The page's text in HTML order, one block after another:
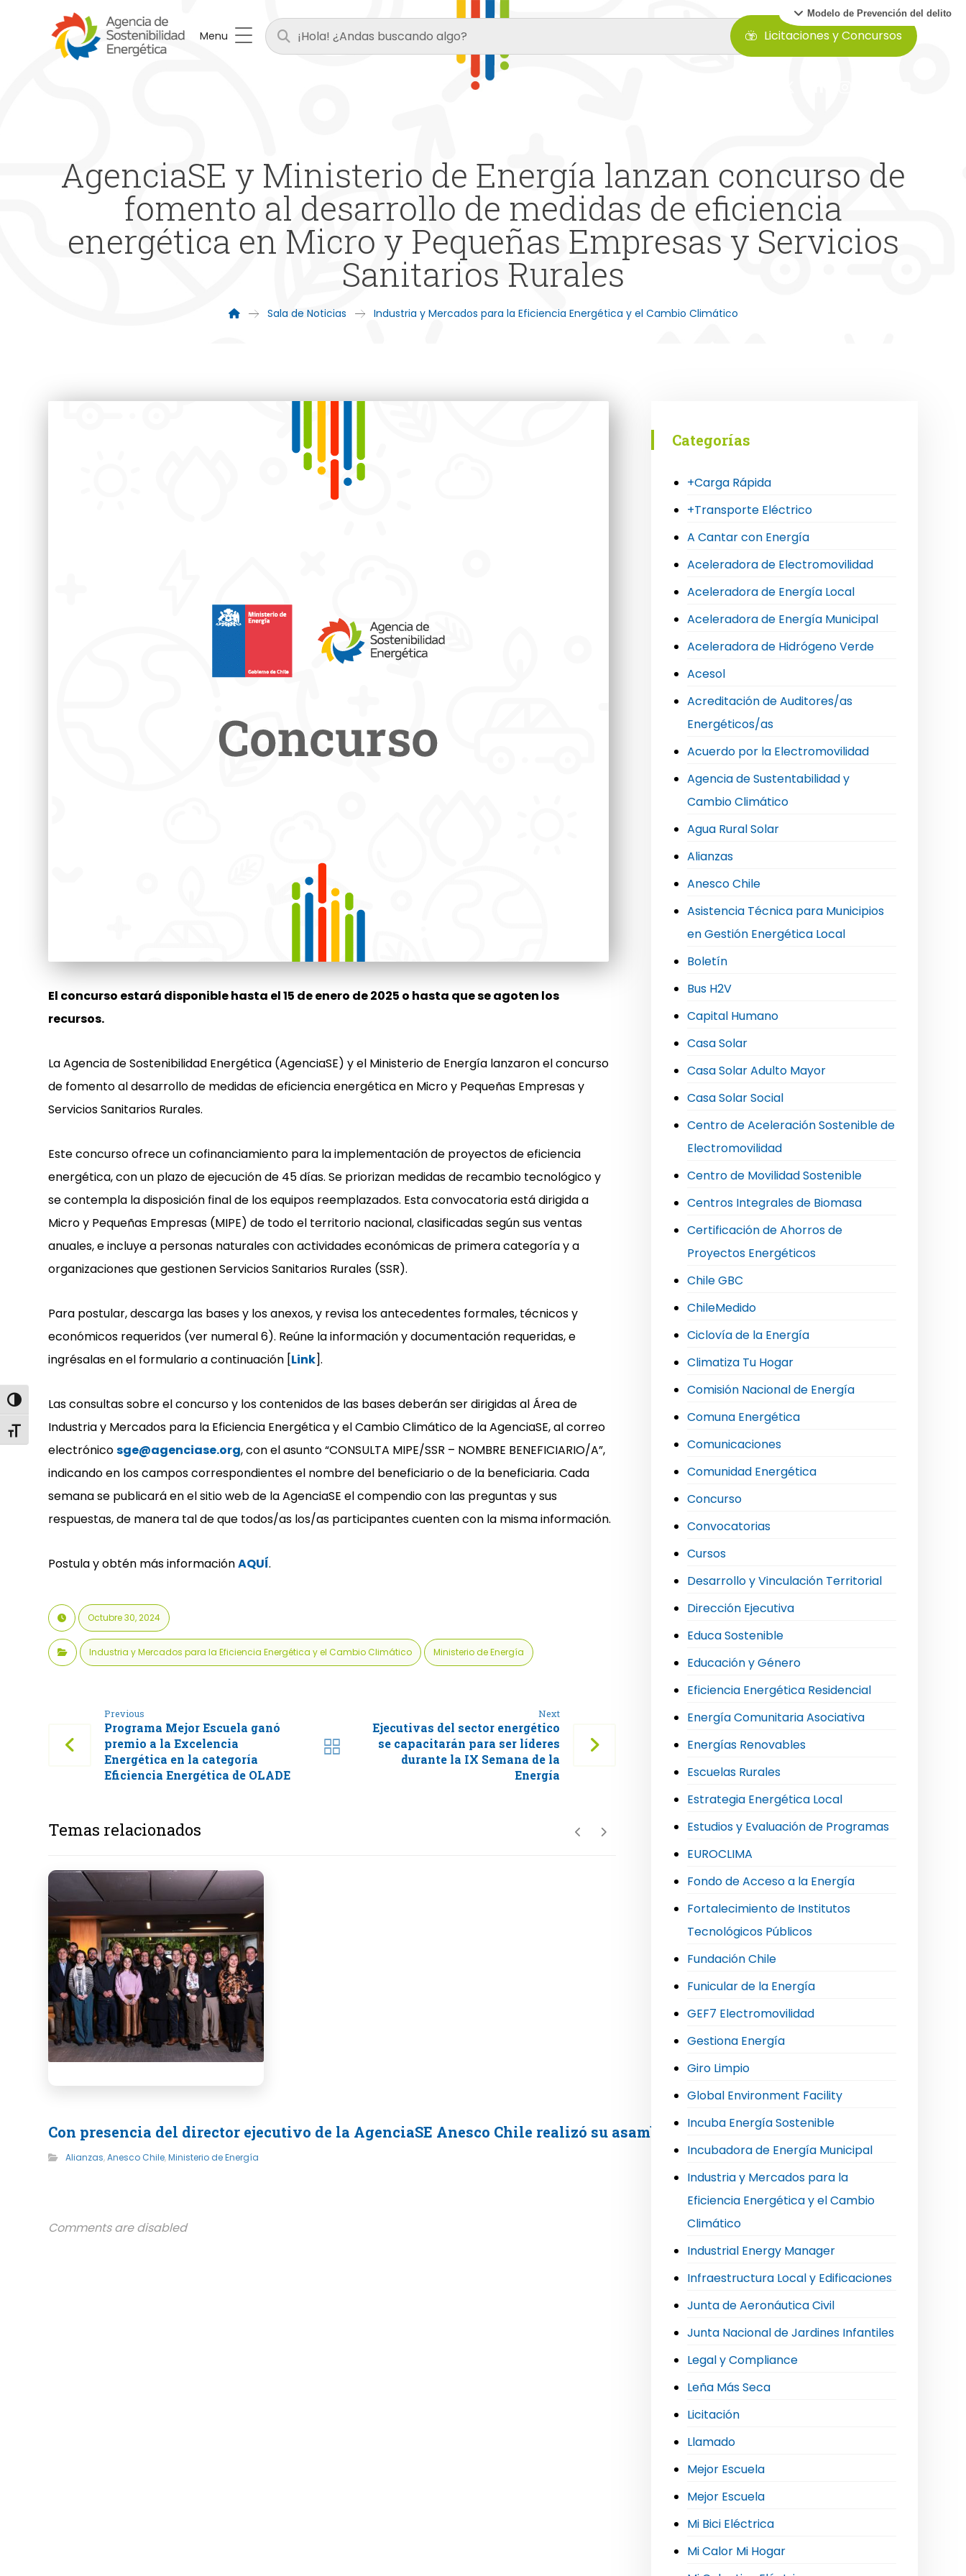
Alternar alto contraste
Alternar tamaño de letra
Modelo de Prevención del delito
Menu Licitaciones y Concursos
AgenciaSE y Ministerio de Energía lanzan concurso de
fomento al desarrollo de medidas de eficiencia
energética en Micro y Pequeñas Empresas y Servicios
Sanitarios Rurales
Sala de Noticias Industria y Mercados para la Eficiencia Energética y el Cambio Climático
El concurso estará disponible hasta el 15 de enero de 2025 o hasta que se agoten los
recursos.
La Agencia de Sostenibilidad Energética (AgenciaSE) y el Ministerio de Energía lanzaron el concurso
de fomento al desarrollo de medidas de eficiencia energética en Micro y Pequeñas Empresas y
Servicios Sanitarios Rurales.
Este concurso ofrece un cofinanciamiento para la implementación de proyectos de eficiencia
energética, con un plazo de ejecución de 45 días. Se priorizan medidas de recambio tecnológico y
se contempla la disposición final de los equipos reemplazados. Esta convocatoria está dirigida a
Micro y Pequeñas Empresas (MIPE) de todo el territorio nacional, clasificadas según sus ventas
anuales, e incluye a personas naturales con actividades económicas de primera categoría y a
organizaciones que gestionen Servicios Sanitarios Rurales (SSR).
Para postular, descarga las bases y los anexos, y revisa los antecedentes formales, técnicos y
económicos requeridos (ver numeral 6). Reúne la información y documentación requeridas, e
ingrésalas en el formulario a continuación [Link].
Las consultas sobre el concurso y los contenidos de las bases deberán ser dirigidas al Área de
Industria y Mercados para la Eficiencia Energética y el Cambio Climático de la AgenciaSE, al correo
electrónicosge@agenciase.org, con el asunto “CONSULTA MIPE/SSR – NOMBRE BENEFICIARIO/A”,
indicando en los campos correspondientes el nombre del beneficiario o de la beneficiaria. Cada
semana se publicará en el sitio web de la AgenciaSE el compendio con las preguntas y sus
respuestas, de manera tal de que todos/as los/as participantes cuenten con la misma información.
Postula y obtén más informaciónAQUÍ.
Octubre 30, 2024
Industria y Mercados para la Eficiencia Energética y el Cambio Climático Ministerio de Energía
Previous
Programa Mejor Escuela ganó
premio a la Excelencia
Energética en la categoría
Eficiencia Energética de OLADE
Next
Ejecutivas del sector energético
se capacitarán para ser líderes
durante la IX Semana de la
Energía
Temas relacionados
Con presencia del director ejecutivo de la AgenciaSE Anesco Chile realizó su asamblea extraordinaria de socios
Alianzas,Anesco Chile,Ministerio de Energía
Comments are disabled
Categorías
+Carga Rápida
+Transporte Eléctrico
A Cantar con Energía
Aceleradora de Electromovilidad
Aceleradora de Energía Local
Aceleradora de Energía Municipal
Aceleradora de Hidrógeno Verde
Acesol
Acreditación de Auditores/as
Energéticos/as
Acuerdo por la Electromovilidad
Agencia de Sustentabilidad y
Cambio Climático
Agua Rural Solar
Alianzas
Anesco Chile
Asistencia Técnica para Municipios
en Gestión Energética Local
Boletín
Bus H2V
Capital Humano
Casa Solar
Casa Solar Adulto Mayor
Casa Solar Social
Centro de Aceleración Sostenible de
Electromovilidad
Centro de Movilidad Sostenible
Centros Integrales de Biomasa
Certificación de Ahorros de
Proyectos Energéticos
Chile GBC
ChileMedido
Ciclovía de la Energía
Climatiza Tu Hogar
Comisión Nacional de Energía
Comuna Energética
Comunicaciones
Comunidad Energética
Concurso
Convocatorias
Cursos
Desarrollo y Vinculación Territorial
Dirección Ejecutiva
Educa Sostenible
Educación y Género
Eficiencia Energética Residencial
Energía Comunitaria Asociativa
Energías Renovables
Escuelas Rurales
Estrategia Energética Local
Estudios y Evaluación de Programas
EUROCLIMA
Fondo de Acceso a la Energía
Fortalecimiento de Institutos
Tecnológicos Públicos
Fundación Chile
Funicular de la Energía
GEF7 Electromovilidad
Gestiona Energía
Giro Limpio
Global Environment Facility
Incuba Energía Sostenible
Incubadora de Energía Municipal
Industria y Mercados para la
Eficiencia Energética y el Cambio
Climático
Industrial Energy Manager
Infraestructura Local y Edificaciones
Junta de Aeronáutica Civil
Junta Nacional de Jardines Infantiles
Legal y Compliance
Leña Más Seca
Licitación
Llamado
Mejor Escuela
Mejor Escuela
Mi Bici Eléctrica
Mi Calor Mi Hogar